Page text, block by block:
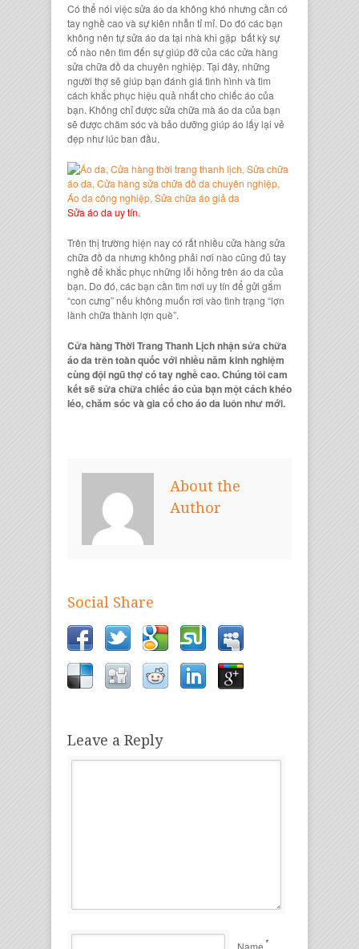
Có thể nói việcsửa áo da không khó nhưng cần có
tay nghề cao và sự kiên nhẫn tỉ mỉ. Do đó các bạn
không nên tựsửa áo da tại nhà khi gặp bất kỳ sự
cố nào nên tìm đến sự giúp đỡ của cáccửa hàng
sửa chữa đồ da chuyên nghiệp. Tại đây, những
người thợ sẽ giúp bạn đánh giá tình hình và tìm
cách khắc phục hiệu quả nhất cho chiếc áo của
bạn. Không chỉ được sửa chữa mà áo da của bạn
sẽ được chăm sóc và bảo dưỡng giúp áo lấy lại vẻ
đẹp như lúc ban đầu.
Sửa áo da uy tín.
Trên thị trường hiện nay có rất nhiều cửa hàng sửa
chữa đồ da nhưng không phải nơi nào cũng đủ tay
nghề để khắc phục những lỗi hỏng trên áo da của
bạn. Do đó, các bạn cần tìm nơi uy tín để gửi gắm
“con cưng” nếu không muốn rơi vào tình trạng “lợn
lành chữa thành lợn què”.
Cửa hàng Thời Trang Thanh Lịch nhận sửa chữa
áo da trên toàn quốc với nhiều năm kinh nghiệm
cùng đội ngũ thợ có tay nghề cao. Chúng tôi cam
kết sẽ sửa chữa chiếc áo của bạn một cách khéo
léo, chăm sóc và gia cố cho áo da luôn như mới.
About the
Author
Social Share
Leave a Reply
Name*